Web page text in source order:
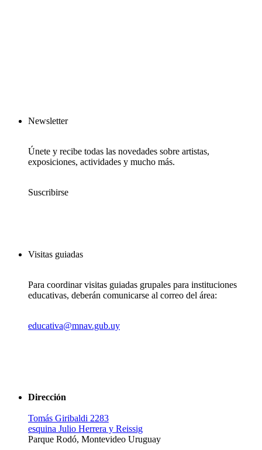
Newsletter
Únete y recibe todas las novedades sobre artistas,
exposiciones, actividades y mucho más.
Suscribirse
Visitas guiadas
Para coordinar visitas guiadas grupales para instituciones
educativas, deberán comunicarse al correo del área:
educativa@mnav.gub.uy
Dirección
Tomás Giribaldi 2283
esquina Julio Herrera y Reissig
Parque Rodó, Montevideo Uruguay